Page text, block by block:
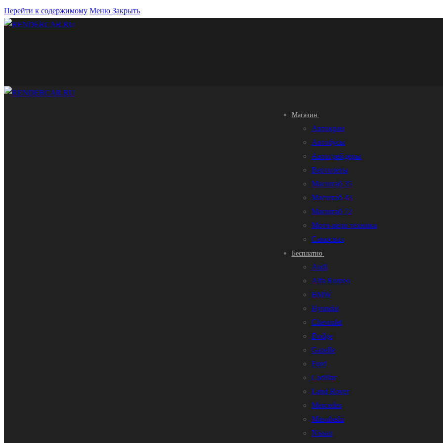
Перейти к содержимому Меню Закрыть
Магазин
Автокран
Автобусы
Автогрейдеры
Вертолеты
Масштаб 35
Масштаб 43
Масштаб 72
Мото-вело техника
Самосвал
Бесплатно
Audi
Alfa Romeo
BMW
Hyundai
Chevrolet
Dodge
Gazelle
Ford
Cadillac
Land Rover
Mercedes
Mitsubishi
Nissan